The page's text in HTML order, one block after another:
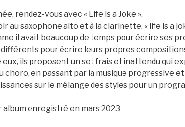
rendez-vous avec « Life is a Joke ».
au saxophone alto et à la clarinette, « life is a
il avait beaucoup de temps pour écrire ses
différents pour écrire leurs propres
ils proposent un set frais et inattendu qui
choro, en passant par la musique progressive
sur le mélange des styles pour un
enregistré en mars 2023